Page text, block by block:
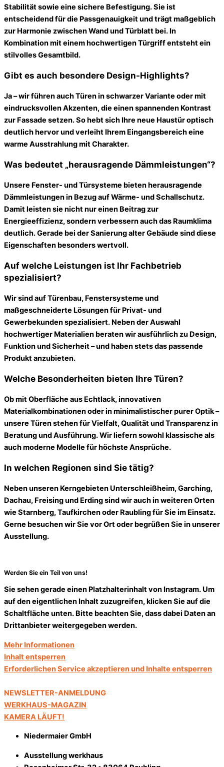
Stabilität sowie eine sichere Befestigung. Sie ist
entscheidend für die Passgenauigkeit und trägt maßgeblich
zur Harmonie zwischen Wand und Türblatt bei. In
Kombination mit einem hochwertigen Türgriff entsteht ein
stilvolles Gesamtbild.
Gibt es auch besondere Design-Highlights?
Ja – wir führen auch Türen in schwarzer Variante oder mit
eindrucksvollen Akzenten, die einen spannenden Kontrast
zur Fassade setzen. So hebt sich Ihre neue Haustür optisch
deutlich hervor und verleiht Ihrem Eingangsbereich eine
warme Ausstrahlung mit Charakter.
Was bedeutet „herausragende Dämmleistungen“?
Unsere Fenster- und Türsysteme bieten herausragende
Dämmleistungen in Bezug auf Wärme- und Schallschutz.
Damit leisten sie nicht nur einen Beitrag zur
Energieeffizienz, sondern verbessern auch das Raumklima
deutlich. Gerade bei der Sanierung alter Gebäude sind diese
Eigenschaften besonders wertvoll.
Auf welche Leistungen ist Ihr Fachbetrieb
spezialisiert?
Wir sind auf Türenbau, Fenstersysteme und
maßgeschneiderte Lösungen für Privat- und
Gewerbekunden spezialisiert. Neben der Auswahl
hochwertiger Materialien beraten wir ausführlich zu Design,
Funktion und Sicherheit – und haben stets das passende
Produkt anzubieten.
Welche Besonderheiten bieten Ihre Türen?
Ob mit Oberfläche aus Echtlack, innovativen
Materialkombinationen oder in minimalistischer purer Optik –
unsere Türen stehen für Vielfalt, Qualität und Transparenz in
Beratung und Ausführung. Wir liefern sowohl klassische als
auch moderne Modelle für höchste Ansprüche.
In welchen Regionen sind Sie tätig?
Neben unseren Kerngebieten Unterschleißheim, Garching,
Dachau, Freising und Erding sind wir auch in weiteren Orten
wie Starnberg, Taufkirchen oder Raubling für Sie im Einsatz.
Gerne besuchen wir Sie vor Ort oder begrüßen Sie in unserer
Ausstellung.
Werden Sie ein Teil von uns!
Sie sehen gerade einen Platzhalterinhalt von Instagram. Um
auf den eigentlichen Inhalt zuzugreifen, klicken Sie auf die
Schaltfläche unten. Bitte beachten Sie, dass dabei Daten an
Drittanbieter weitergegeben werden.
Mehr Informationen
Inhalt entsperren
Erforderlichen Service akzeptieren und Inhalte entsperren
NEWSLETTER-ANMELDUNG
WERKHAUS-MAGAZIN
KAMERA LÄUFT!
Niedermaier GmbH
Ausstellung werkhaus